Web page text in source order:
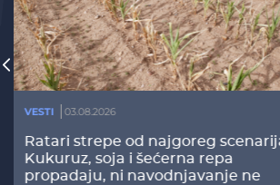
VESTI 03.08.2026
Ratari strepe od najgoreg
Kukuruz, soja i šećerna repa
propadaju, ni navodnjavanje ne